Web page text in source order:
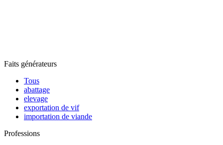
Faits générateurs
Tous
abattage
elevage
exportation de vif
importation de viande
Professions